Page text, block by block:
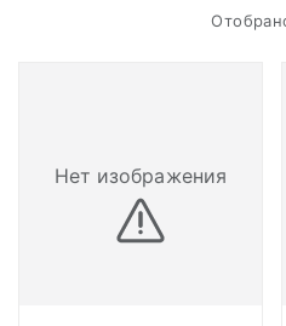
Нет изображения